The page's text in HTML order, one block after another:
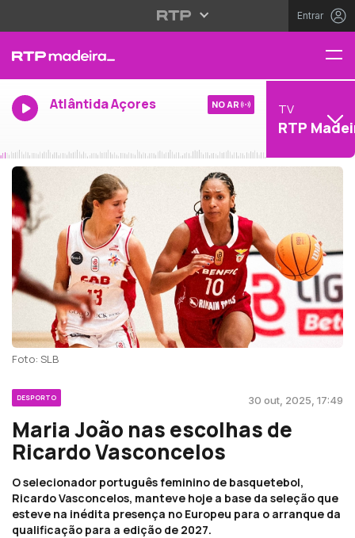
Entrar
Atlântida Açores NO AR TV
RTP
Foto: SLB
DESPORTO 30 out, 2025, 17:49
Maria João nas escolhas de
Ricardo Vasconcelos
O selecionador português feminino de basquetebol,
Ricardo Vasconcelos, manteve hoje a base da seleção que
esteve na inédita presença no Europeu para o arranque da
qualificação para a edição de 2027.